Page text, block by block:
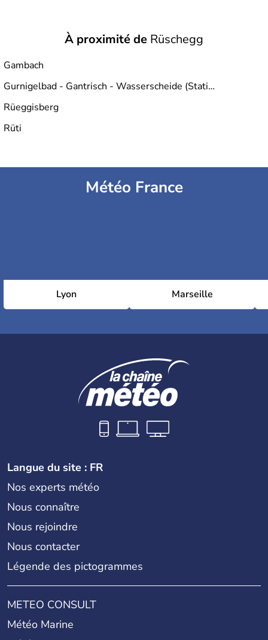
À proximité de Rüschegg
Gambach
Gurnigelbad - Gantrisch - Wasserscheide (Station)
Rüeggisberg
Rüti
Météo France
Lyon Marseille
Langue du site : FR
Nos experts météo
Nous connaître
Nous rejoindre
Nous contacter
Légende des pictogrammes
METEO CONSULT
Météo Marine